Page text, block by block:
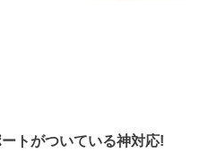
トがついている神対応!